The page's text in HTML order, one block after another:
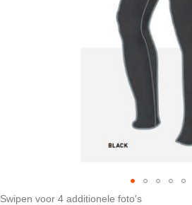
Swipen voor 4 additionele foto's